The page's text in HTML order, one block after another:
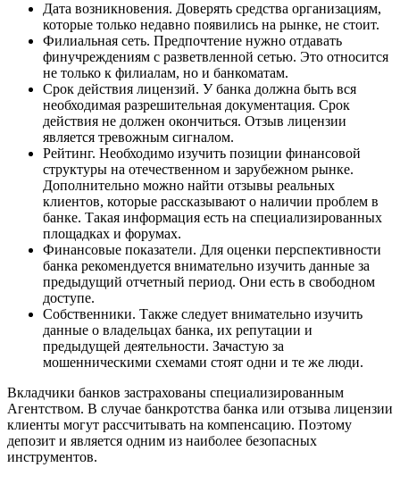
Дата возникновения. Доверять средства организациям,
которые только недавно появились на рынке, не стоит.
Филиальная сеть. Предпочтение нужно отдавать
финучреждениям с разветвленной сетью. Это относится
не только к филиалам, но и банкоматам.
Срок действия лицензий. У банка должна быть вся
необходимая разрешительная документация. Срок
действия не должен окончиться. Отзыв лицензии
является тревожным сигналом.
Рейтинг. Необходимо изучить позиции финансовой
структуры на отечественном и зарубежном рынке.
Дополнительно можно найти отзывы реальных
клиентов, которые рассказывают о наличии проблем в
банке. Такая информация есть на специализированных
площадках и форумах.
Финансовые показатели. Для оценки перспективности
банка рекомендуется внимательно изучить данные за
предыдущий отчетный период. Они есть в свободном
доступе.
Собственники. Также следует внимательно изучить
данные о владельцах банка, их репутации и
предыдущей деятельности. Зачастую за
мошенническими схемами стоят одни и те же люди.
Вкладчики банков застрахованы специализированным
Агентством. В случае банкротства банка или отзыва лицензии
клиенты могут рассчитывать на компенсацию. Поэтому
депозит и является одним из наиболее безопасных
инструментов.